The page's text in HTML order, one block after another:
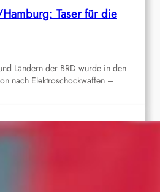
Taser für die
Ländern der BRD wurde in den
nach Elektroschockwaffen –